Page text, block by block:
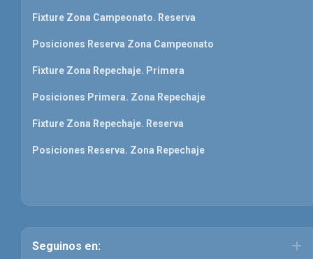
Fixture Zona Campeonato. Reserva
Posiciones Reserva Zona Campeonato
Fixture Zona Repechaje. Primera
Posiciones Primera. Zona Repechaje
Fixture Zona Repechaje. Reserva
Posiciones Reserva. Zona Repechaje
Seguinos en: